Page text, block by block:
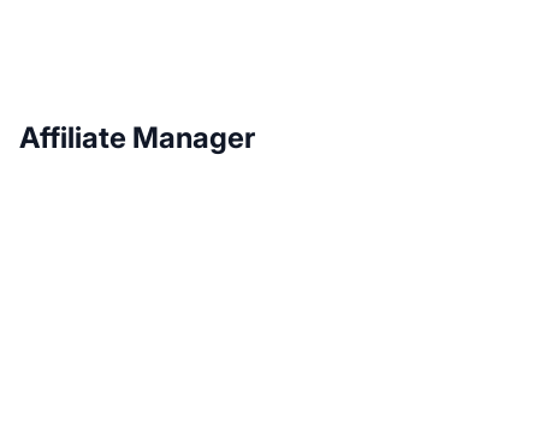
Affiliate Manager